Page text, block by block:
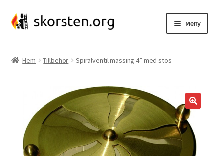
Hoppa
till
Hoppa
till
Meny
Kassettanslutning
Glidgjuta
Kaminanslutning
Hem Tillbehör Spiralventil mässing 4” med stos